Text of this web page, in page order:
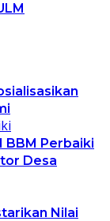
BBM Perbaiki
Desa
Nilai